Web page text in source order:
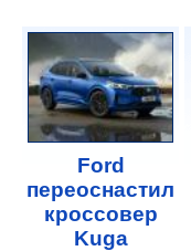
Ford
переоснастил
кроссовер
Kuga